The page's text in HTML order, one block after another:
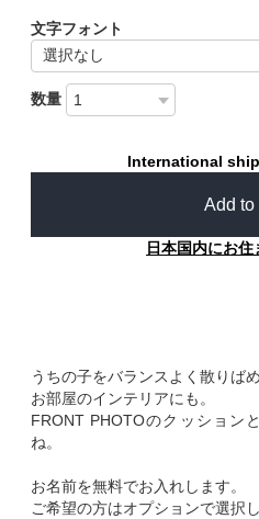
文字フォント
数量
International
Add to
日本国内にお
うちの子をバランスよく散りば
お部屋のインテリアにも。
FRONT PHOTOのクッション
ね。
お名前を無料でお入れします。
ご希望の方はオプションで選択